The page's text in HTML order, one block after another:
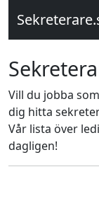
Vill du jobba
dig hitta
Vår lista över
dagligen!